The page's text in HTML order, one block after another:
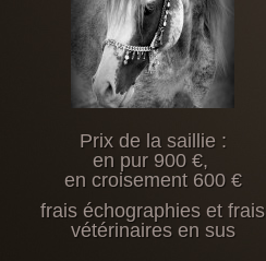
Prix de la saillie :
en pur 900 €,
en croisement 600 €
frais échographies et frais
vétérinaires en sus